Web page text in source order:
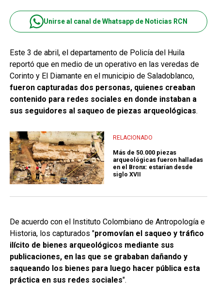
Unirse al canal de Whatsapp de Noticias RCN
Este 3 de abril, el departamento de Policía del Huila
reportó que en medio de un operativo en las veredas de
Corinto y El Diamante en el municipio de Saladoblanco,
fueron capturadas dos personas, quienes creaban
contenido para redes sociales en donde instaban a
sus seguidores al saqueo de piezas arqueológicas.
RELACIONADO
Más de 50.000 piezas
arqueológicas fueron halladas
en el Bronx: estarían desde
siglo XVII
De acuerdo con el Instituto Colombiano de Antropología e
Historia, los capturados "promovían el saqueo y tráfico
ilícito de bienes arqueológicos mediante sus
publicaciones, en las que se grababan dañando y
saqueando los bienes para luego hacer pública esta
práctica en sus redes sociales".